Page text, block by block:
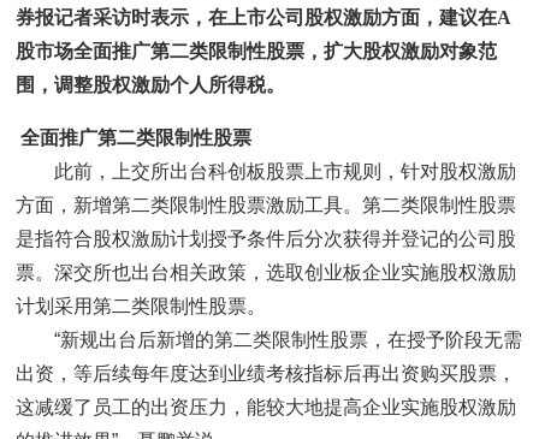
券报记者采访时表示，在上市公司股权激励方面，建议在A
股市场全面推广第二类限制性股票，扩大股权激励对象范
围，调整股权激励个人所得税。
全面推广第二类限制性股票
此前，上交所出台科创板股票上市规则，针对股权激励
方面，新增第二类限制性股票激励工具。第二类限制性股票
是指符合股权激励计划授予条件后分次获得并登记的公司股
票。深交所也出台相关政策，选取创业板企业实施股权激励
计划采用第二类限制性股票。
“新规出台后新增的第二类限制性股票，在授予阶段无需
出资，等后续每年度达到业绩考核指标后再出资购买股票，
这减缓了员工的出资压力，能较大地提高企业实施股权激励